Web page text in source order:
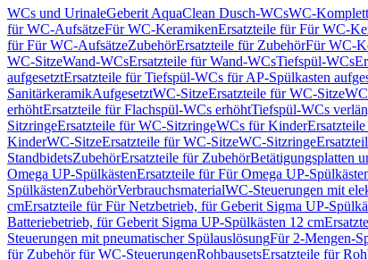
WCs und UrinaleGeberit AquaClean Dusch-WCsWC-
für WC-AufsätzeFür WC-KeramikenErsatzteile für Für WC-
für Für WC-AufsätzeZubehörErsatzteile für ZubehörFür WC-
WC-SitzeWand-WCsErsatzteile für Wand-WCsTiefspül-WCs
aufgesetztErsatzteile für Tiefspül-WCs für AP-Spülkasten
SanitärkeramikAufgesetztWC-SitzeErsatzteile für WC-Sitze
erhöhtErsatzteile für Flachspül-WCs erhöhtTiefspül-WCs
SitzringeErsatzteile für WC-SitzringeWCs für Kinder
KinderWC-SitzeErsatzteile für WC-SitzeWC-Sitzringe
StandbidetsZubehörErsatzteile für ZubehörBetätigungsplatten
Omega UP-SpülkästenErsatzteile für Für Omega UP-
SpülkästenZubehörVerbrauchsmaterialWC-Steuerungen mit
cmErsatzteile für Für Netzbetrieb, für Geberit Sigma UP-
Batteriebetrieb, für Geberit Sigma UP-Spülkästen 12 cm
Steuerungen mit pneumatischer SpülauslösungFür 2-Mengen-
für Zubehör für WC-SteuerungenRohbausetsErsatzteile für